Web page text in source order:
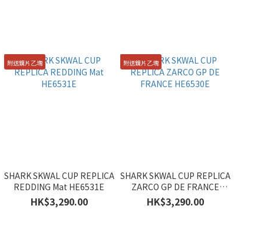
附送鏡片乙塊
SHARK SKWAL CUP REPLICA
REDDING Mat HE6531E
HK$3,290.00
附送鏡片乙塊
SHARK SKWAL CUP REPLICA
ZARCO GP DE FRANCE
HE6530E
HK$3,290.00